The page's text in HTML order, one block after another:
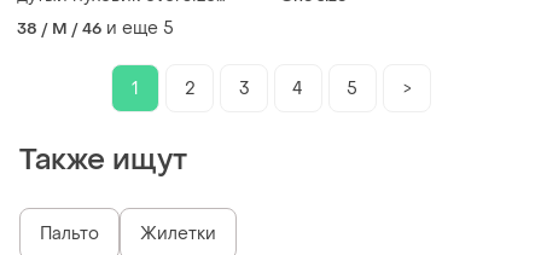
corteiz
38 / M / 46 и еще 5
1 2 3 4 5 >
Также ищут
Пальто Жилетки